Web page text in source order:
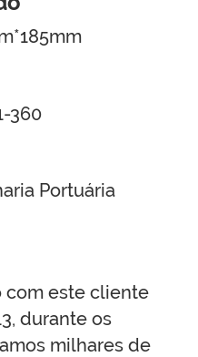
360
Portuária
com este cliente
durante os
milhares de